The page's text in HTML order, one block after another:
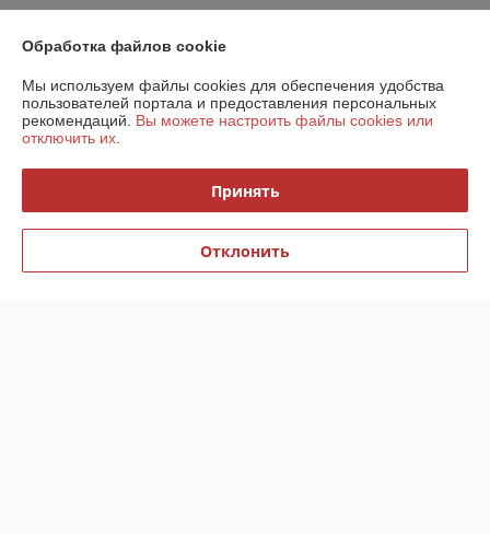
Доставка и оплата
Полная версия сайта
Обработка файлов cookie
Мы используем файлы cookies для обеспечения удобства
пользователей портала и предоставления персональных
рекомендаций. Вы можете настроить файлы cookies или
отключить их.
Принять
Отклонить